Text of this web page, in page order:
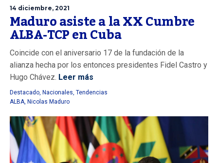
14 diciembre, 2021
Maduro asiste a la XX Cumbre
ALBA-TCP en Cuba
Coincide con el aniversario 17 de la fundación de la
alianza hecha por los entonces presidentes Fidel Castro y
Hugo Chávez. Leer más
Destacado, Nacionales, Tendencias
ALBA, Nicolas Maduro